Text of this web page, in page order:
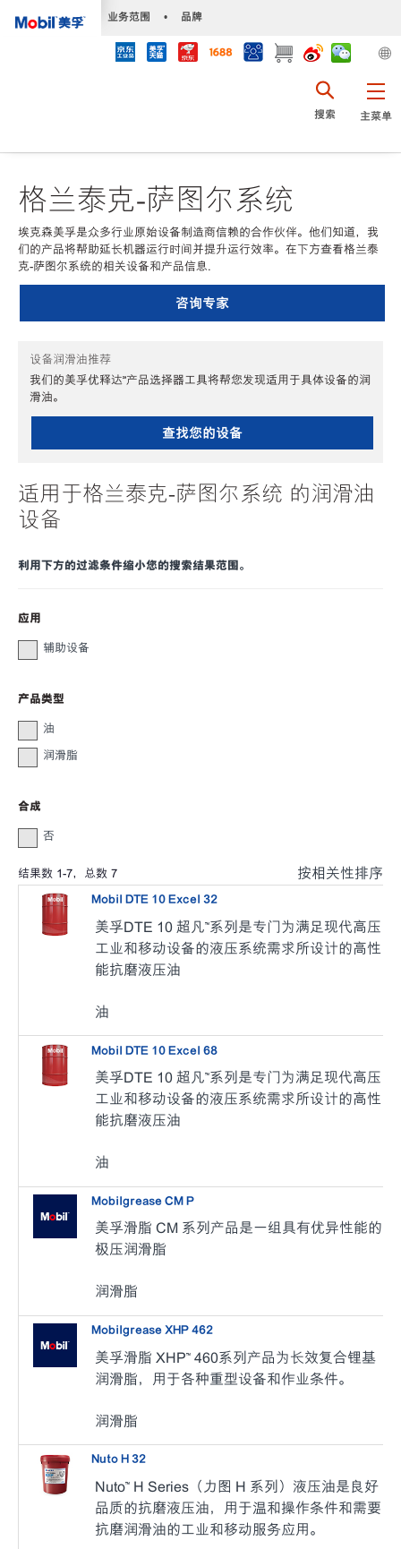
业务范围 • 品牌
主菜单
搜索
格兰泰克-萨图尔系统
埃克森美孚是众多行业原始设备制造商信赖的合作伙伴。他们知道，我
们的产品将帮助延长机器运行时间并提升运行效率。在下方查看格兰泰
克-萨图尔系统的相关设备和产品信息.
咨询专家
设备润滑油推荐
我们的美孚优释达℠产品选择器工具将帮您发现适用于具体设备的润
滑油。
查找您的设备
适用于格兰泰克-萨图尔系统 的润滑油
设备
利用下方的过滤条件缩小您的搜索结果范围。
应用
辅助设备
产品类型
油
润滑脂
合成
否
结果数 1-7，总数 7 按相关性排序
Mobil DTE 10 Excel 32
美孚DTE 10 超凡™系列是专门为满足现代高压
工业和移动设备的液压系统需求所设计的高性
能抗磨液压油
油
Mobil DTE 10 Excel 68
美孚DTE 10 超凡™系列是专门为满足现代高压
工业和移动设备的液压系统需求所设计的高性
能抗磨液压油
油
Mobilgrease CM P
美孚滑脂 CM 系列产品是一组具有优异性能的
极压润滑脂
润滑脂
Mobilgrease XHP 462
美孚滑脂 XHP™ 460系列产品为长效复合锂基
润滑脂，用于各种重型设备和作业条件。
润滑脂
Nuto H 32
Nuto™ H Series（力图 H 系列）液压油是良好
品质的抗磨液压油，用于温和操作条件和需要
抗磨润滑油的工业和移动服务应用。